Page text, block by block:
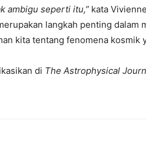
ambigu seperti itu,” kata
langkah penting dalam
kita tentang fenomena kosmik
di The Astrophysical